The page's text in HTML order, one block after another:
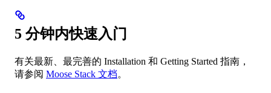
5 分钟内快速入门
有关最新、最完善的 Installation 和 Getting Started 指南，
请参阅 Moose Stack 文档。